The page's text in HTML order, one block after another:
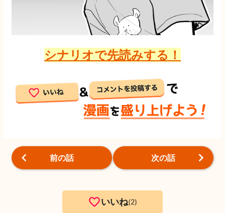
シナリオで先読みする！
前の話 次の話
いいね 2